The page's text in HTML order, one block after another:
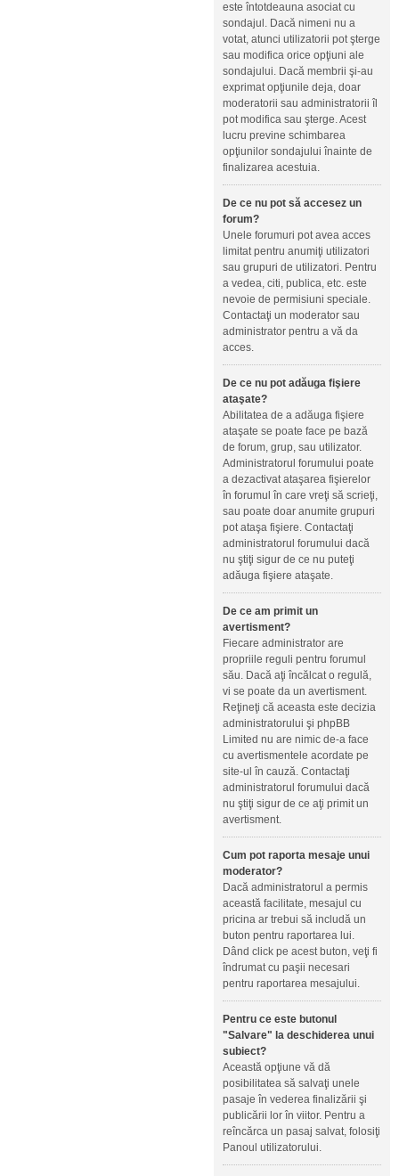
este întotdeauna asociat cu
sondajul. Dacă nimeni nu a
votat, atunci utilizatorii pot şterge
sau modifica orice opţiuni ale
sondajului. Dacă membrii şi-au
exprimat opţiunile deja, doar
moderatorii sau administratorii îl
pot modifica sau şterge. Acest
lucru previne schimbarea
opţiunilor sondajului înainte de
finalizarea acestuia.
De ce nu pot să accesez un
forum?
Unele forumuri pot avea acces
limitat pentru anumiţi utilizatori
sau grupuri de utilizatori. Pentru
a vedea, citi, publica, etc. este
nevoie de permisiuni speciale.
Contactaţi un moderator sau
administrator pentru a vă da
acces.
De ce nu pot adăuga fişiere
ataşate?
Abilitatea de a adăuga fişiere
ataşate se poate face pe bază
de forum, grup, sau utilizator.
Administratorul forumului poate
a dezactivat ataşarea fişierelor
în forumul în care vreţi să scrieţi,
sau poate doar anumite grupuri
pot ataşa fişiere. Contactaţi
administratorul forumului dacă
nu ştiţi sigur de ce nu puteţi
adăuga fişiere ataşate.
De ce am primit un
avertisment?
Fiecare administrator are
propriile reguli pentru forumul
său. Dacă aţi încălcat o regulă,
vi se poate da un avertisment.
Reţineţi că aceasta este decizia
administratorului şi phpBB
Limited nu are nimic de-a face
cu avertismentele acordate pe
site-ul în cauză. Contactaţi
administratorul forumului dacă
nu ştiţi sigur de ce aţi primit un
avertisment.
Cum pot raporta mesaje unui
moderator?
Dacă administratorul a permis
această facilitate, mesajul cu
pricina ar trebui să includă un
buton pentru raportarea lui.
Dând click pe acest buton, veţi fi
îndrumat cu paşii necesari
pentru raportarea mesajului.
Pentru ce este butonul
"Salvare" la deschiderea unui
subiect?
Această opţiune vă dă
posibilitatea să salvaţi unele
pasaje în vederea finalizării şi
publicării lor în viitor. Pentru a
reîncărca un pasaj salvat, folosiţi
Panoul utilizatorului.